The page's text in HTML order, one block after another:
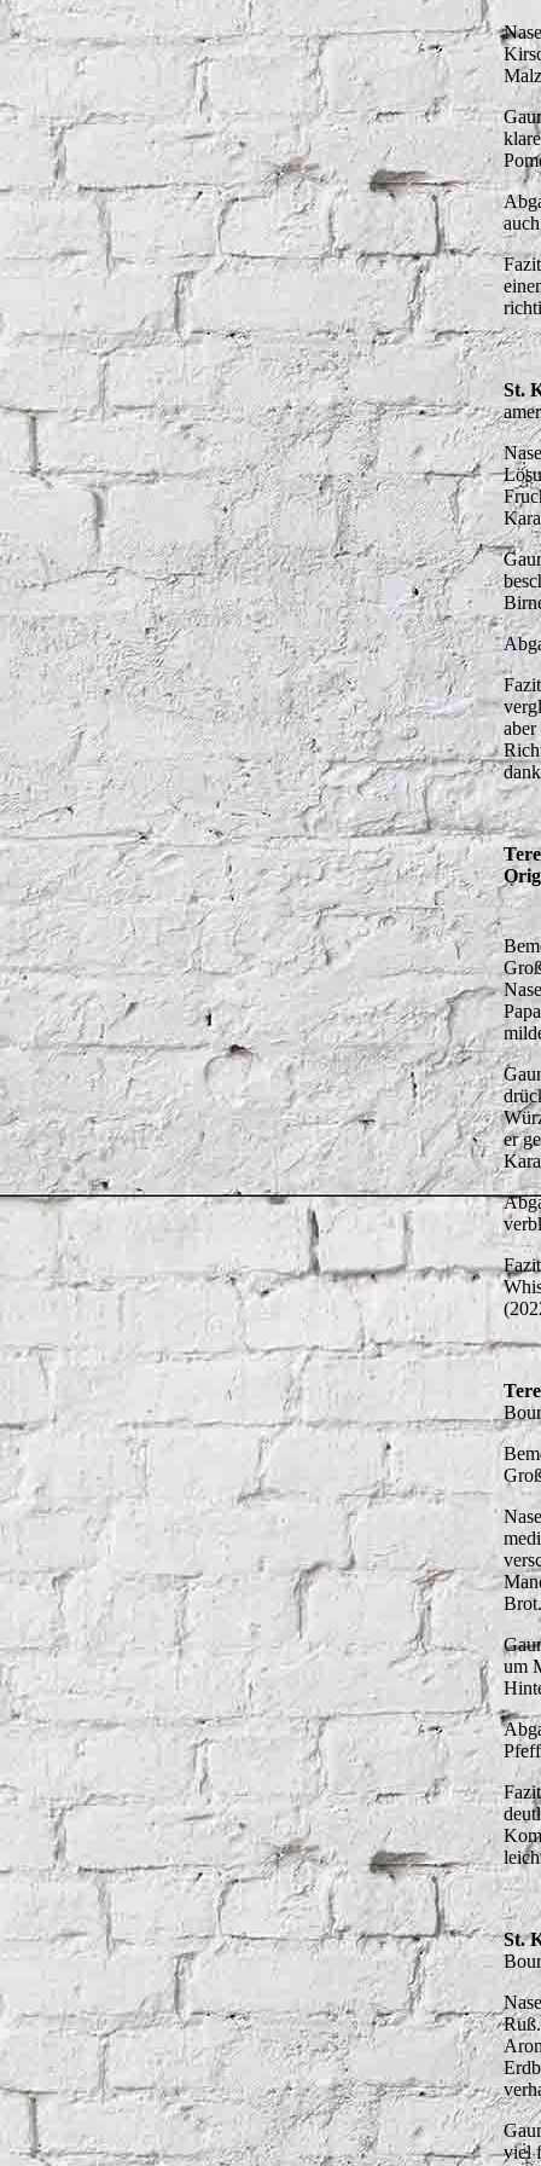
Stonewood
Stork Club
Sulmgau Whisky
Thousand Mountains - McRaven
Old Charter
Old Overholt
Rabbit Hole
Rebell Yell
Rossville Union
Yellowstone
St.
er
Brot.
um
St.
viel